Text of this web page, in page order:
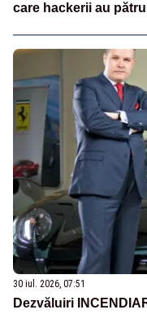
care hackerii au
30 iul. 2026, 07:51
Dezvăluiri